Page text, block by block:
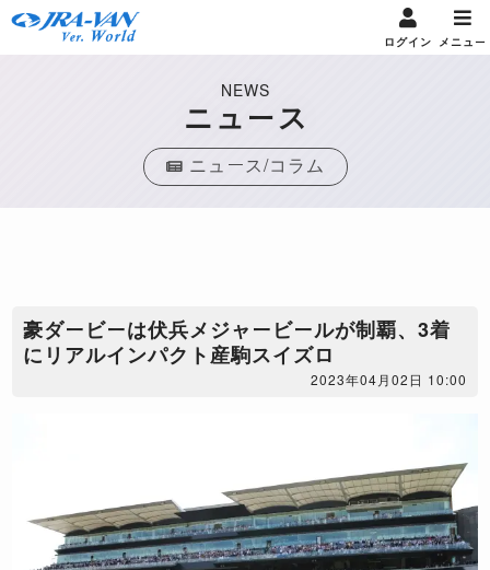
ログイン メニュー
NEWS
ニュース
ニュース/コラム
豪ダービーは伏兵メジャービールが制覇、3着
にリアルインパクト産駒スイズロ
2023年04月02日 10:00